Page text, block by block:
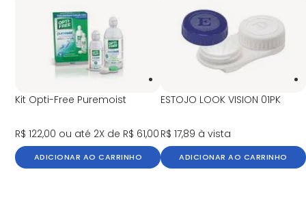
Kit Opti-Free Puremoist
R$ 122,00 ou até 2X de R$ 61,00
ADICIONAR AO CARRINHO
ESTOJO LOOK VISION 01PK
R$ 17,89 à vista
ADICIONAR AO CARRINHO